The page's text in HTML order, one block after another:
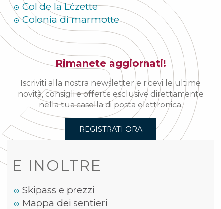
Col de la Lézette
Colonia di marmotte
Rimanete aggiornati!
Iscriviti alla nostra newsletter e ricevi le ultime
novità, consigli e offerte esclusive direttamente
nella tua casella di posta elettronica.
REGISTRATI ORA
E INOLTRE
Skipass e prezzi
Mappa dei sentieri